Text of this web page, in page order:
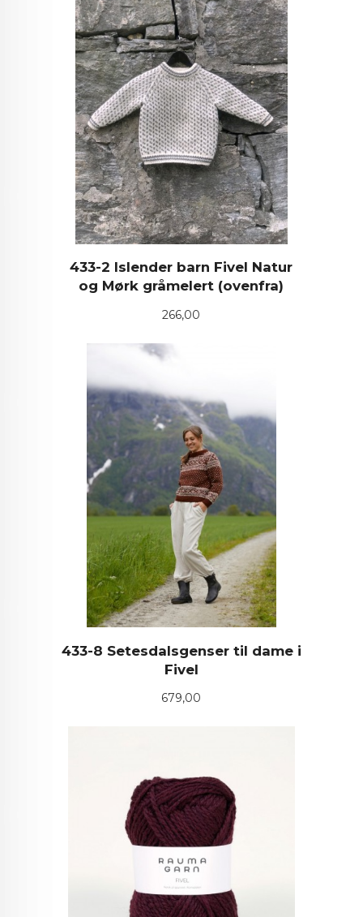
433-2 Islender barn Fivel Natur
og Mørk gråmelert (ovenfra)
Pris
266,00
433-8 Setesdalsgenser til dame i
Fivel
Pris
679,00